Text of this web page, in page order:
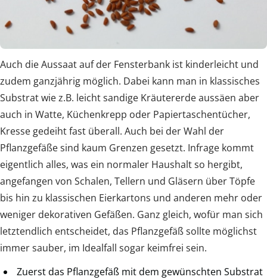
Auch die Aussaat auf der Fensterbank ist kinderleicht und
zudem ganzjährig möglich. Dabei kann man in klassisches
Substrat wie z.B. leicht sandige Kräutererde aussäen aber
auch in Watte, Küchenkrepp oder Papiertaschentücher,
Kresse gedeiht fast überall. Auch bei der Wahl der
Pflanzgefäße sind kaum Grenzen gesetzt. Infrage kommt
eigentlich alles, was ein normaler Haushalt so hergibt,
angefangen von Schalen, Tellern und Gläsern über Töpfe
bis hin zu klassischen Eierkartons und anderen mehr oder
weniger dekorativen Gefäßen. Ganz gleich, wofür man sich
letztendlich entscheidet, das Pflanzgefäß sollte möglichst
immer sauber, im Idealfall sogar keimfrei sein.
Zuerst das Pflanzgefäß mit dem gewünschten Substrat